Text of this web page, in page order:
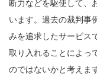
断力などを駆使して、
います。過去の裁判事
みを追求したサービス
取り入れることによっ
のではないかと考えま